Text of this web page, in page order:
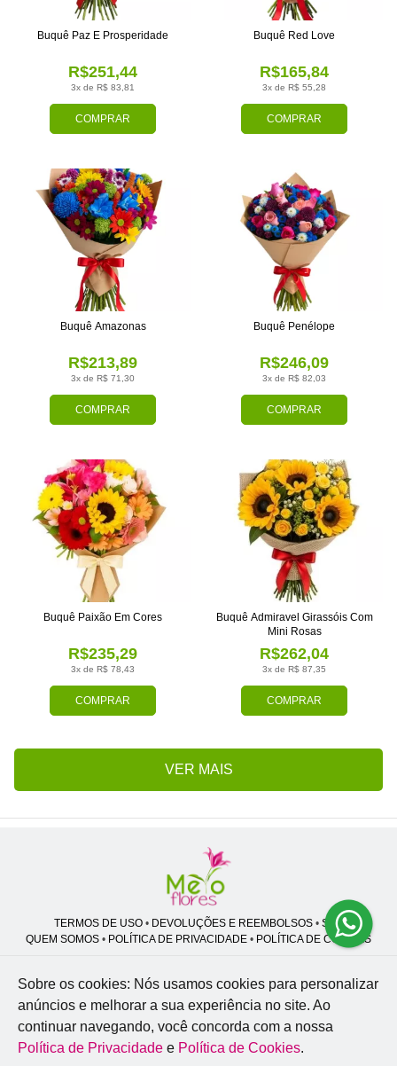
COMPRAR
3x de R$ 83,81
R$251,44
Buquê Paz E Prosperidade
COMPRAR
3x de R$ 55,28
R$165,84
Buquê Red Love
COMPRAR
3x de R$ 71,30
R$213,89
Buquê Amazonas
COMPRAR
3x de R$ 82,03
R$246,09
Buquê Penélope
COMPRAR
3x de R$ 78,43
R$235,29
Buquê Paixão Em Cores
COMPRAR
3x de R$ 87,35
R$262,04
Buquê Admiravel Girassóis Com
Mini Rosas
VER MAIS
TERMOS DE USO• DEVOLUÇÕES E REEMBOLSOS• SAC
QUEM SOMOS • POLÍTICA DE PRIVACIDADE • POLÍTICA DE COOKIES
Melo Flores | CNPJ: 27.662.413/0001-98
Professor José Lourenço - Travessa cinco, 27 - Vila Zat - São Paulo - SP -
02.977-020
Sobre os cookies: Nós usamos cookies para personalizar
anúncios e melhorar a sua experiência no site. Ao
continuar navegando, você concorda com a nossa
Política de Privacidade e Política de Cookies.